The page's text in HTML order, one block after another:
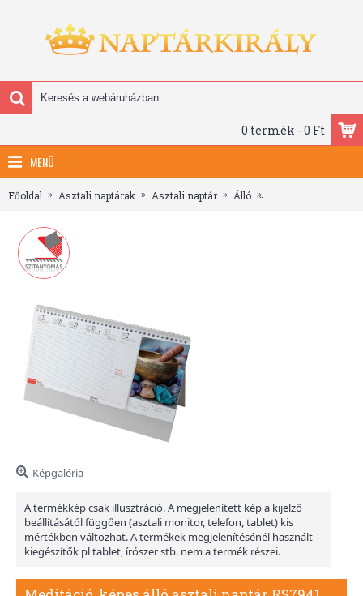
0 termék - 0 Ft
MENÜ
Főoldal Asztali naptárak Asztali naptár Álló
Képgaléria
A termékkép csak illusztráció. A megjelenített kép a kijelző
beállításától függően (asztali monitor, telefon, tablet) kis
mértékben változhat. A termékek megjelenítésénél használt
kiegészítők pl tablet, írószer stb. nem a termék részei.